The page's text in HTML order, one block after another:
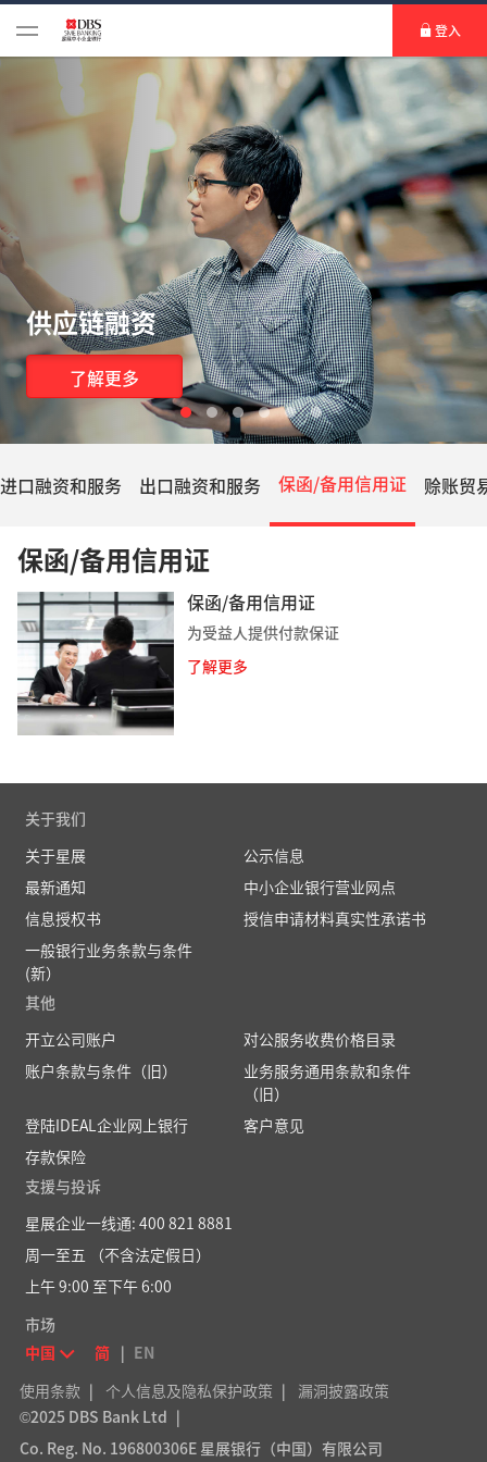
登入
供应链融资
了解更多
进口融资和服务 出口融资和服务 保函/备用信用证 赊账贸
保函/备用信用证
保函/备用信用证
为受益人提供付款保证
了解更多
关于我们
关于星展
公示信息
最新通知
中小企业银行营业网点
信息授权书
授信申请材料真实性承诺书
一般银行业务条款与条件
(新）
其他
开立公司账户
对公服务收费价格目录
账户条款与条件（旧）
业务服务通用条款和条件
（旧）
登陆IDEAL企业网上银行
客户意见
存款保险
支援与投诉
星展企业一线通: 400 821 8881
周一至五 （不含法定假日）
上午 9:00 至下午 6:00
市场
中国
简 | EN
使用条款 | 个人信息及隐私保护政策 |
漏洞披露政策
©2025 DBS Bank Ltd |
Co. Reg. No. 196800306E 星展银行（中国）有限公司